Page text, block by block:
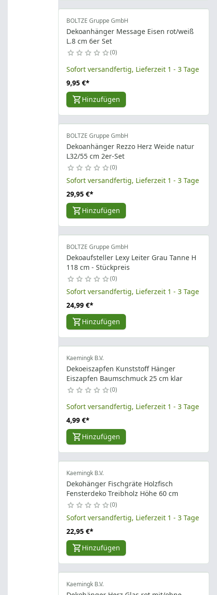
BOLTZE Gruppe GmbH
Dekoanhänger Message Eisen rot/weiß
L.8 cm 6er Set
0
Sofort versandfertig, Lieferzeit 1 - 3 Tage
9,95 €*
Hinzufügen
BOLTZE Gruppe GmbH
Dekoanhänger Rezzo Herz Weide natur
L32/55 cm 2er-Set
0
Sofort versandfertig, Lieferzeit 1 - 3 Tage
29,95 €*
Hinzufügen
BOLTZE Gruppe GmbH
Dekoaufsteller Lexy Leiter Grau Tanne H
118 cm - Stückpreis
0
Sofort versandfertig, Lieferzeit 1 - 3 Tage
24,99 €*
Hinzufügen
Kaemingk B.V.
Dekoeiszapfen Kunststoff Hänger
Eiszapfen Baumschmuck 25 cm klar
0
Sofort versandfertig, Lieferzeit 1 - 3 Tage
4,99 €*
Hinzufügen
Kaemingk B.V.
Dekohänger Fischgräte Holzfisch
Fensterdeko Treibholz Höhe 60 cm
0
Sofort versandfertig, Lieferzeit 1 - 3 Tage
22,95 €*
Hinzufügen
Kaemingk B.V.